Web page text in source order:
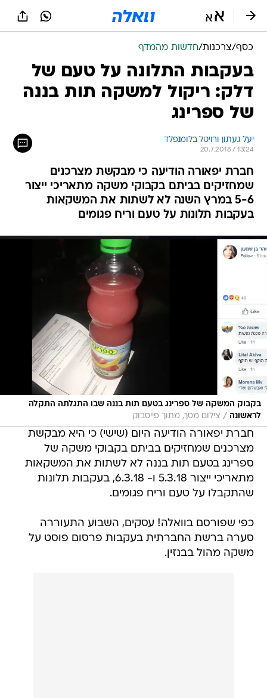
כסף/צרכנות/חדשות מהמדף
בעקבות התלונה על טעם של
דלק: ריקול למשקה תות בננה
של ספרינג
יעל געתון ורויטל בלומנפלד
20.7.2018 / 13:24
חברת יפאורה הודיעה כי מבקשת מצרכנים
שמחזיקים בביתם בקבוקי משקה מתאריכי ייצור
5-6 במרץ השנה לא לשתות את המשקאות
בעקבות תלונות על טעם וריח פגומים
בקבוק המשקה של ספרינג בטעם תות בננה שבו התגלתה התקלה
לראשונה / צילום מסך, מתוך פייסבוק
חברת יפאורה הודיעה היום (שישי) כי היא מבקשת
מצרכנים שמחזיקים בביתם בקבוקי משקה של
ספרינג בטעם תות בננה לא לשתות את המשקאות
מתאריכי ייצור 5.3.18 ו- 6.3.18, בעקבות תלונות
שהתקבלו על טעם וריח פגומים.
כפי שפורסם בוואלה! עסקים, השבוע התעוררה
סערה ברשת החברתית בעקבות פרסום פוסט על
משקה מהול בבנזין.